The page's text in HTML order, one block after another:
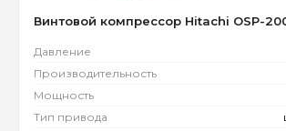
Винтовой компрессор Hitachi OSP-
Давление
Производительность
Мощность
Тип привода